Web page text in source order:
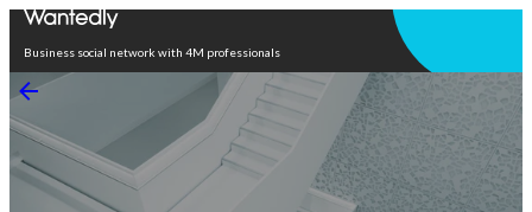
Business social network with 4M professionals